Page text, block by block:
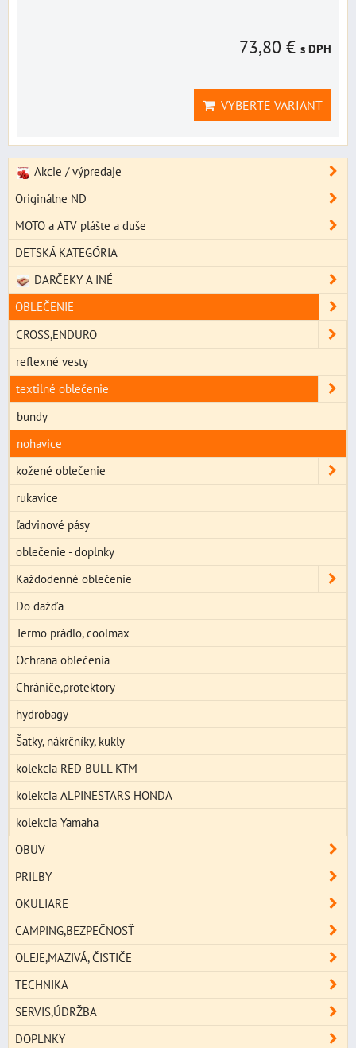
73,80 € s DPH
VYBERTE VARIANT
Akcie / výpredaje
Originálne ND
MOTO a ATV plášte a duše
DETSKÁ KATEGÓRIA
DARČEKY A INÉ
OBLEČENIE
CROSS,ENDURO
reflexné vesty
textilné oblečenie
bundy
nohavice
kožené oblečenie
rukavice
ľadvinové pásy
oblečenie - doplnky
Každodenné oblečenie
Do dažďa
Termo prádlo, coolmax
Ochrana oblečenia
Chrániče,protektory
hydrobagy
Šatky, nákrčníky, kukly
kolekcia RED BULL KTM
kolekcia ALPINESTARS HONDA
kolekcia Yamaha
OBUV
PRILBY
OKULIARE
CAMPING,BEZPEČNOSŤ
OLEJE,MAZIVÁ, ČISTIČE
TECHNIKA
SERVIS,ÚDRŽBA
DOPLNKY